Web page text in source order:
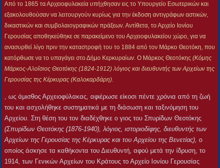
Από το 1865 τα Αρχειοφυλακεία υπήχθησαν εις το Υπουργείο Εσωτερικών και
εξακολουθούσαν να λειτουργούν κυρίως για την έκδοση αντιγράφων αστικών,
δικαστικών και συμβολαιογραφικών πράξεων. Αντίθετα, το Αρχείο Ιονίου
Γερουσίας αποθηκεύθηκε σε παρακείμενο του Αρχειοφυλακείου χώρο, για να
ανασυρθεί λίγο πριν την καταστροφή του το 1884 από τον Μάρκο Θεοτόκη, που
κατόρθωσε να το υπαγάγει στο Δήμο Κερκυραίων. Ο Μάρκος Θεοτόκης(Κόμης
Μάρκος-Αλοΐσιος Θεοτόκης (1824-1912) λόγιος και διευθυντής των Αρχείων της
Γερουσίας της Κέρκυρας (Καλοκαρδάρη).
, ως άμισθος Αρχειοφύλακας, αφιέρωσε είκοσι πέντε χρόνια από τη ζωή
του και ασχολήθηκε συστηματικά με τη διάσωση και ταξινόμηση του
Αρχείου. Στη θέση του τον διαδέχθηκε ο γιος του Σπυρίδων Θεοτόκης
(Σπυρίδων Θεοτόκης (1876-1940), λόγιος, ιστοριοδίφης, διευθυντής των
Αρχείων της Γερουσίας της Κέρκυρας και του Αρχείου της Βενετίας), ο
οποίος άσκησε τα καθήκοντα του Διευθυντή, αφού μετά την ίδρυση, το
1914, των Γενικών Αρχείων του Κράτους το Αρχείο Ιονίου Γερουσίας